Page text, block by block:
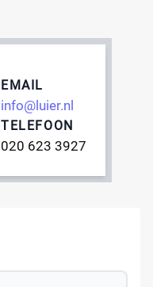
EMAIL
info@luier.nl
TELEFOON
020 623 3927